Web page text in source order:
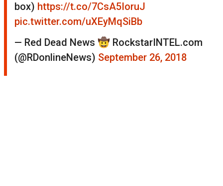
box) https://t.co/7CsA5IoruJ
pic.twitter.com/uXEyMqSiBb
— Red Dead News 🤠 RockstarINTEL.com
(@RDonlineNews) September 26, 2018